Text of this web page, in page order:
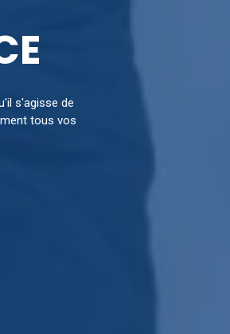
s'agisse de
tous vos